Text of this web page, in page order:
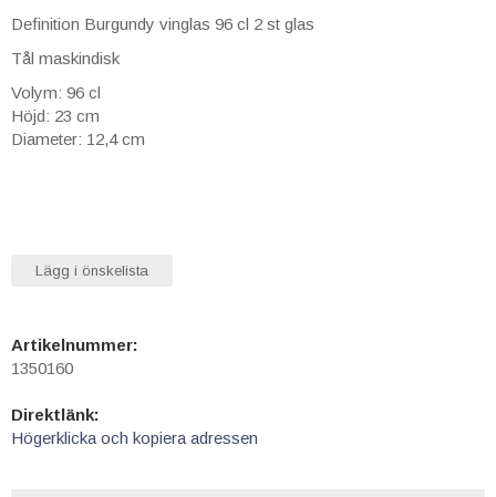
Definition Burgundy vinglas 96 cl 2 st glas
Tål maskindisk
Volym: 96 cl
Höjd: 23 cm
Diameter: 12,4 cm
Lägg i önskelista
Artikelnummer:
1350160
Direktlänk:
Högerklicka och kopiera adressen